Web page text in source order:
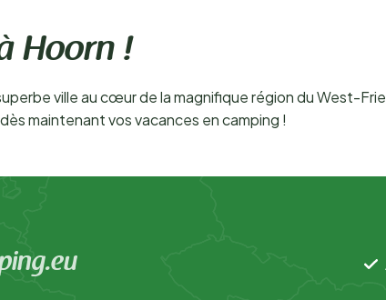
Hoorn !
ville au cœur de la magnifique région du West-
maintenant vos vacances en camping !